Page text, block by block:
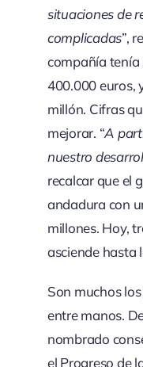
situaciones de
complicadas”,
compañía
400.000 euros,
millón. Cifras
mejorar. “A
nuestro
recalcar que el
andadura con
millones. Hoy,
asciende hasta
Son muchos
entre manos.
nombrado
el Progreso de